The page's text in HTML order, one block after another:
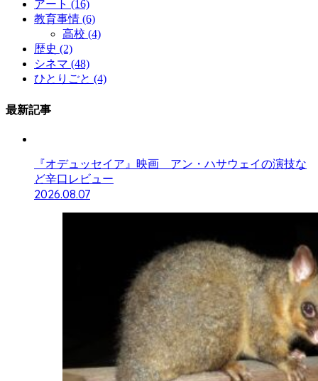
アート (16)
教育事情 (6)
高校 (4)
歴史 (2)
シネマ (48)
ひとりごと (4)
最新記事
『オデュッセイア』映画 アン・ハサウェイの演技な
ど辛口レビュー
2026.08.07